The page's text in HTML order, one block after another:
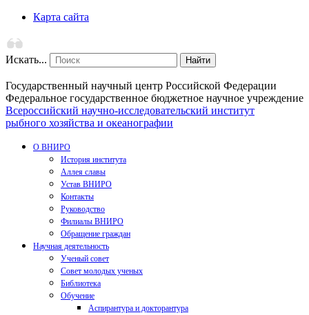
Карта сайта
Искать... Найти
Государственный научный центр Российской Федерации
Федеральное государственное бюджетное научное учреждение
Всероссийский научно-исследовательский институт
рыбного хозяйства и океанографии
О ВНИРО
История института
Аллея славы
Устав ВНИРО
Контакты
Руководство
Филиалы ВНИРО
Обращение граждан
Научная деятельность
Ученый совет
Совет молодых ученых
Библиотека
Обучение
Аспирантура и докторантура